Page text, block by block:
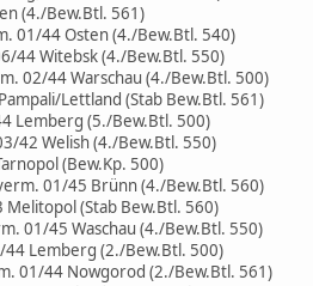
(4./Bew.Btl. 561)
01/44 Osten (4./Bew.Btl. 540)
44 Witebsk (4./Bew.Btl. 550)
02/44 Warschau (4./Bew.Btl. 500)
Lettland (Stab Bew.Btl. 561)
Lemberg (5./Bew.Btl. 500)
42 Welish (4./Bew.Btl. 550)
(Bew.Kp. 500)
01/45 Brünn (4./Bew.Btl. 560)
(Stab Bew.Btl. 560)
01/45 Waschau (4./Bew.Btl. 550)
Lemberg (2./Bew.Btl. 500)
01/44 Nowgorod (2./Bew.Btl. 561)